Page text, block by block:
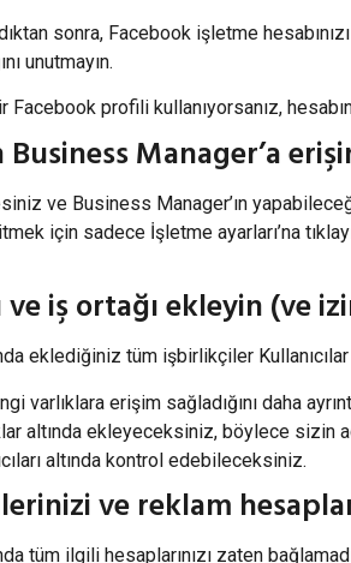
sonra, Facebook işletme
unutmayın.
profili kullanıyorsanız,
Manager’a
ve Business Manager’ın
için sadece İşletme ayarları’na
iş ortağı ekleyin (ve
eklediğiniz tüm işbirlikçiler
varlıklara erişim sağladığını daha
altında ekleyeceksiniz, böylece sizin
altında kontrol edebileceksiniz.
ve reklam
tüm ilgili hesaplarınızı zaten